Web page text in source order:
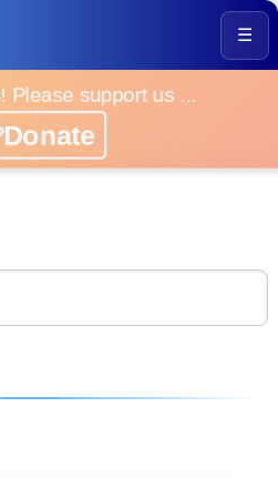
☰
Please support us ...